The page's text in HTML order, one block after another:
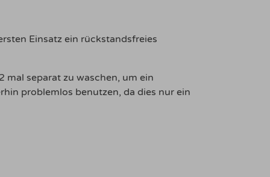
Einsatz ein rückstandsfreies
mal separat zu waschen, um ein
problemlos benutzen, da dies nur ein